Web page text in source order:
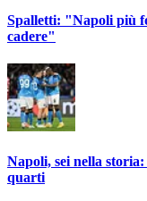
Spalletti: "Napoli più
cadere"
Napoli, sei nella
quarti